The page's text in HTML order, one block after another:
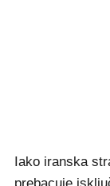
Iako iranska